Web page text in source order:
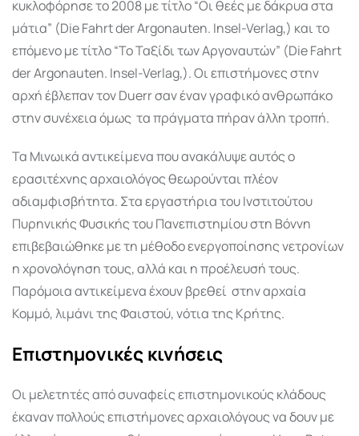
κυκλοφόρησε το 2008 με τίτλο “Οι θεές με δάκρυα στα
μάτια” (Die Fahrt der Argonauten. Insel-Verlag,) και το
επόμενο με τίτλο “Το Ταξίδι των Αργοναυτών” (Die Fahrt
der Argonauten. Insel-Verlag,). Οι επιστήμονες στην
αρχή έβλεπαν τον Duerr σαν έναν γραφικό ανθρωπάκο
στην συνέχεια όμως τα πράγματα πήραν άλλη τροπή.
Τα Μινωικά αντικείμενα που ανακάλυψε αυτός ο
ερασιτέχνης αρχαιολόγος θεωρούνται πλέον
αδιαμφισβήτητα. Στα εργαστήρια του Ινστιτούτου
Πυρηνικής Φυσικής του Πανεπιστημίου στη Βόννη
επιβεβαιώθηκε με τη μέθοδο ενεργοποίησης νετρονίων
η χρονολόγηση τους, αλλά και η προέλευσή τους.
Παρόμοια αντικείμενα έχουν βρεθεί στην αρχαία
Κομμό, λιμάνι της Φαιστού, νότια της Κρήτης.
Επιστημονικές κινήσεις
Οι μελετητές από συναφείς επιστημονικούς κλάδους
έκαναν πολλούς επιστήμονες αρχαιολόγους να δουν με